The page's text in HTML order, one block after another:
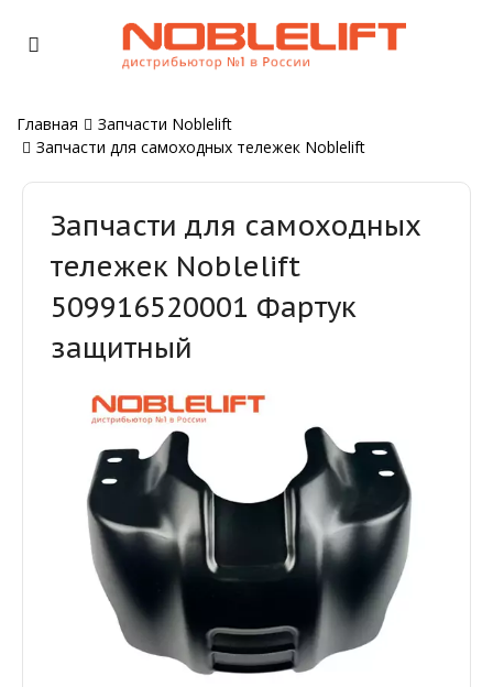
Главная
Запчасти Noblelift
Запчасти для самоходных тележек Noblelift
Запчасти для самоходных
тележек Noblelift
509916520001 Фартук
защитный